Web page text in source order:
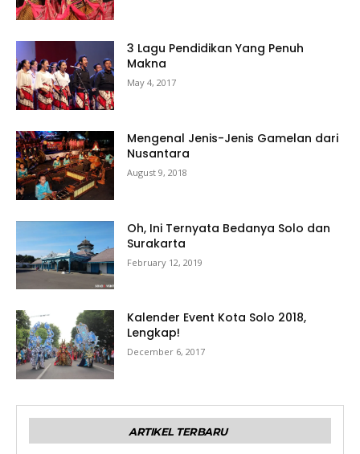
3 Lagu Pendidikan Yang Penuh
Makna
May 4, 2017
Mengenal Jenis-Jenis Gamelan dari
Nusantara
August 9, 2018
Oh, Ini Ternyata Bedanya Solo dan
Surakarta
February 12, 2019
Kalender Event Kota Solo 2018,
Lengkap!
December 6, 2017
ARTIKEL TERBARU